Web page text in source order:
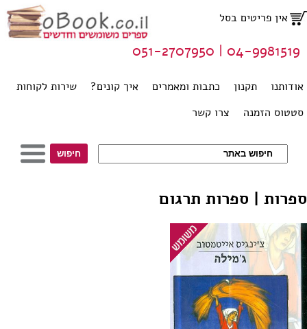
אין פריטים בסל
אודותנו תקנון כתבות ומאמרים איך קונים?
שירות לקוחות
סטטוס הזמנה
צרו קשר
04-9981519 | 051-2707950
ספרות | ספרות תרגום